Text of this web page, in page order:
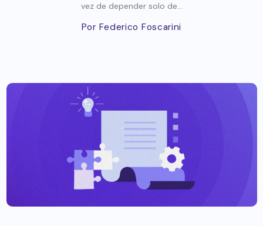
vez de depender solo de...
Por Federico Foscarini